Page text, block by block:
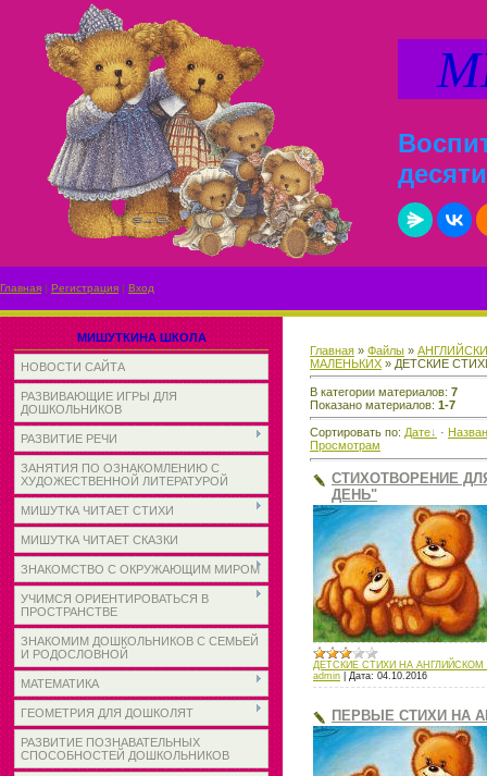
Главная | Регистрация | Вход
МИШУТКИНА ШКОЛА
НОВОСТИ САЙТА
РАЗВИВАЮЩИЕ ИГРЫ ДЛЯ
ДОШКОЛЬНИКОВ
РАЗВИТИЕ РЕЧИ
ЗАНЯТИЯ ПО ОЗНАКОМЛЕНИЮ С
ХУДОЖЕСТВЕННОЙ ЛИТЕРАТУРОЙ
МИШУТКА ЧИТАЕТ СТИХИ
МИШУТКА ЧИТАЕТ СКАЗКИ
ЗНАКОМСТВО С ОКРУЖАЮЩИМ МИРОМ
УЧИМСЯ ОРИЕНТИРОВАТЬСЯ В
ПРОСТРАНСТВЕ
ЗНАКОМИМ ДОШКОЛЬНИКОВ С СЕМЬЕЙ
И РОДОСЛОВНОЙ
МАТЕМАТИКА
ГЕОМЕТРИЯ ДЛЯ ДОШКОЛЯТ
РАЗВИТИЕ ПОЗНАВАТЕЛЬНЫХ
СПОСОБНОСТЕЙ ДОШКОЛЬНИКОВ
Главная » Файлы »
МАЛЕНЬКИХ » ДЕТСКИЕ
В категории материалов: 7
Показано материалов: 1-7
Сортировать по: Дате ·
Просмотрам
СТИХОТВОРЕНИЕ
ДЕНЬ"
ДЕТСКИЕ СТИХИ НА АНГЛИЙСКОМ
admin
Дата: 04.10.2016
ПЕРВЫЕ СТИХИ НА